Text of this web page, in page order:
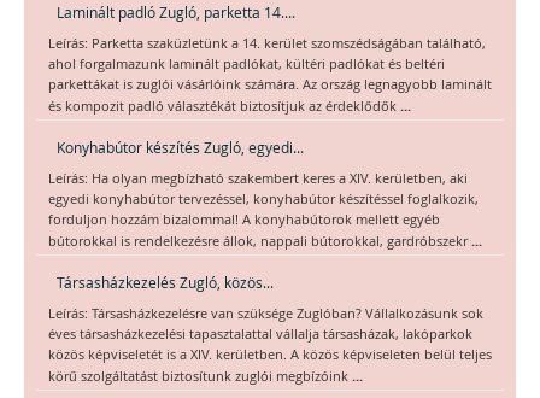
Laminált padló Zugló, parketta 14....
Leírás: Parketta szaküzletünk a 14. kerület szomszédságában található,
ahol forgalmazunk laminált padlókat, kültéri padlókat és beltéri
parkettákat is zuglói vásárlóink számára. Az ország legnagyobb laminált
és kompozit padló választékát biztosítjuk az érdeklődők ...
Konyhabútor készítés Zugló, egyedi...
Leírás: Ha olyan megbízható szakembert keres a XIV. kerületben, aki
egyedi konyhabútor tervezéssel, konyhabútor készítéssel foglalkozik,
forduljon hozzám bizalommal! A konyhabútorok mellett egyéb
bútorokkal is rendelkezésre állok, nappali bútorokkal, gardróbszekr ...
Társasházkezelés Zugló, közös...
Leírás: Társasházkezelésre van szüksége Zuglóban? Vállalkozásunk sok
éves társasházkezelési tapasztalattal vállalja társasházak, lakóparkok
közös képviseletét is a XIV. kerületben. A közös képviseleten belül teljes
körű szolgáltatást biztosítunk zuglói megbízóink ...